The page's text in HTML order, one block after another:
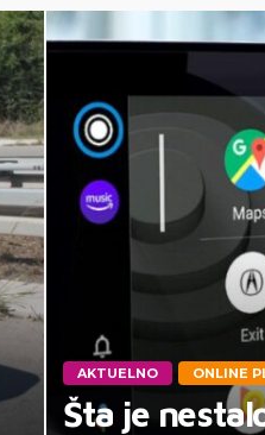
AKTUELNO ONLINE
Šta je